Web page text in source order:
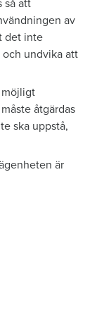
så att
av
det inte
undvika att
möjligt
åtgärdas
ska uppstå,
är